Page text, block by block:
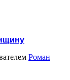
Роман